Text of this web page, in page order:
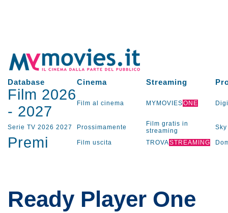
Database Cinema Streaming
Film 2026
- 2027 Film al cinema MYMOVIESONE
Serie TV 2026 2027 Prossimamente
Film gratis in
streaming
Sky
Premi Film uscita TROVASTREAMING
Ready Player One